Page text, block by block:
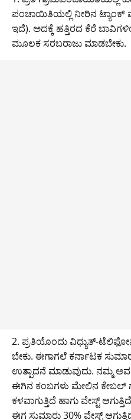
b
o
A
p
ಪಂಚಾಯಿತಿಯಲ್ಲಿ ನೀರಿನ ಟ್ಯಾಂಕ್
ಇದೆ). ಅದಕ್ಕೆ ಹತ್ತಿರದ ಕೆರೆ
ಮೂಲಕ ಸರಬರಾಜು ಮಾಡಬೇಕು.
2. ಪ್ರತಿಯೊಂದು ವಿಧ್ಯುತ್-
ಬೇಕು. ಈಗಾಗಲೆ ಕರ್ನಾಟಕ
ಉತ್ಪಾದನೆ ಮಾಡುವುದು. ನಮ್ಮ
ಈಗಿನ ಕಂಬಗಳು ಮೇಲಿನ ಕೇಬಲ್
ಕಳವಾಗುತ್ತಿದೆ ಹಾಗು ವೇಸ್ಟ್
ಈಗ ಸುಮಾರು 30% ವೇಸ್ಟ್